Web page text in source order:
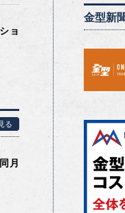
ョ
る
月
金型新